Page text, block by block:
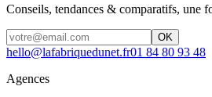
Conseils, tendances & comparatifs, une
OK
hello@lafabriquedunet.fr01 84 80 93 48
Agences